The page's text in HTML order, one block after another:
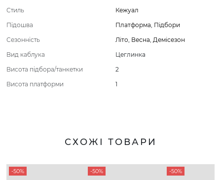
Стиль
Кежуал
Підошва
Платформа, Підбори
Сезонність
Літо, Весна, Демісезон
Вид каблука
Цеглинка
Висота підбора/танкетки
2
Висота платформи
1
СХОЖІ ТОВАРИ
-50% -50% -50%